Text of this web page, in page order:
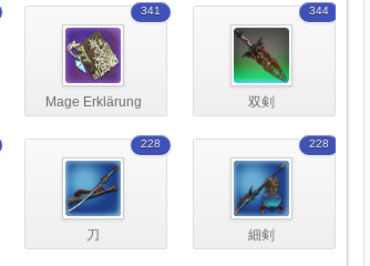
Mage Erklärung
341
双剣
344
刀
228
細剣
228